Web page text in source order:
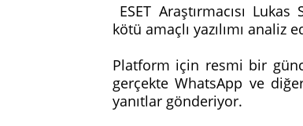
ESET Araştırmacısı
kötü amaçlı yazılımı analiz
Platform için resmi bir
gerçekte WhatsApp ve
yanıtlar gönderiyor.